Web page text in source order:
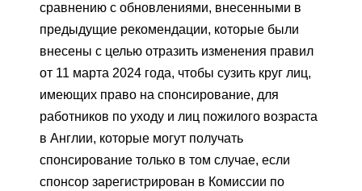
сравнению с обновлениями, внесенными в
предыдущие рекомендации, которые были
внесены с целью отразить изменения правил
от 11 марта 2024 года, чтобы сузить круг лиц,
имеющих право на спонсирование, для
работников по уходу и лиц пожилого возраста
в Англии, которые могут получать
спонсирование только в том случае, если
спонсор зарегистрирован в Комиссии по